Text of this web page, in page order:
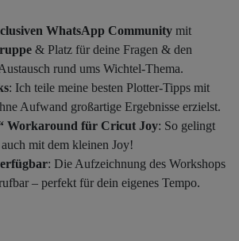
WhatsApp Community mit
& Platz für deine Fragen & den
rund ums Wichtel-Thema.
: Ich teile meine besten Plotter-Tipps mit
Aufwand großartige Ergebnisse erzielst.
Workaround für Cricut Joy: So gelingt
mit dem kleinen Joy!
: Die Aufzeichnung des Workshops
– perfekt für dein eigenes Tempo.